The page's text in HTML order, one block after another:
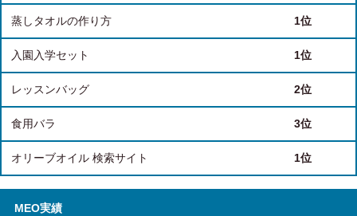
蒸しタオルの作り方 1位
入園入学セット 1位
レッスンバッグ 2位
食用バラ 3位
オリーブオイル 検索サイト 1位
MEO実績